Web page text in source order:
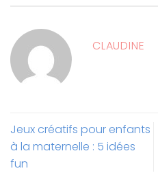
CLAUDINE
Jeux créatifs pour enfants
à la maternelle : 5 idées
fun